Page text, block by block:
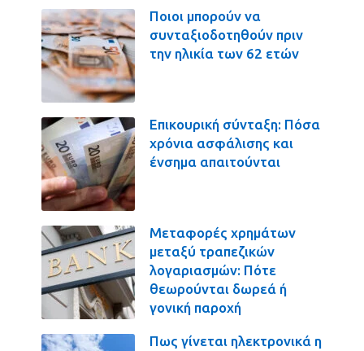
Ποιοι μπορούν να
συνταξιοδοτηθούν πριν
την ηλικία των 62 ετών
Επικουρική σύνταξη: Πόσα
χρόνια ασφάλισης και
ένσημα απαιτούνται
Μεταφορές χρημάτων
μεταξύ τραπεζικών
λογαριασμών: Πότε
θεωρούνται δωρεά ή
γονική παροχή
Πως γίνεται ηλεκτρονικά η